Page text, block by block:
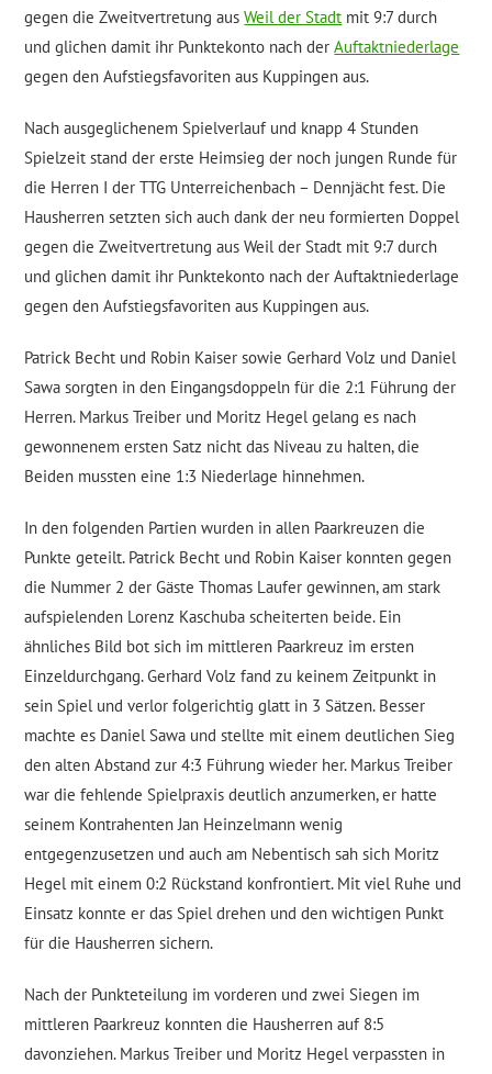
gegen die Zweitvertretung ausWeil der Stadt mit 9:7 durch
und glichen damit ihr Punktekonto nach derAuftaktniederlage
gegen den Aufstiegsfavoriten aus Kuppingen aus.
Nach ausgeglichenem Spielverlauf und knapp 4 Stunden
Spielzeit stand der erste Heimsieg der noch jungen Runde für
die Herren I der TTG Unterreichenbach – Dennjächt fest. Die
Hausherren setzten sich auch dank der neu formierten Doppel
gegen die Zweitvertretung aus Weil der Stadt mit 9:7 durch
und glichen damit ihr Punktekonto nach der Auftaktniederlage
gegen den Aufstiegsfavoriten aus Kuppingen aus.
Patrick Becht und Robin Kaiser sowie Gerhard Volz und Daniel
Sawa sorgten in den Eingangsdoppeln für die 2:1 Führung der
Herren. Markus Treiber und Moritz Hegel gelang es nach
gewonnenem ersten Satz nicht das Niveau zu halten, die
Beiden mussten eine 1:3 Niederlage hinnehmen.
In den folgenden Partien wurden in allen Paarkreuzen die
Punkte geteilt. Patrick Becht und Robin Kaiser konnten gegen
die Nummer 2 der Gäste Thomas Laufer gewinnen, am stark
aufspielenden Lorenz Kaschuba scheiterten beide. Ein
ähnliches Bild bot sich im mittleren Paarkreuz im ersten
Einzeldurchgang. Gerhard Volz fand zu keinem Zeitpunkt in
sein Spiel und verlor folgerichtig glatt in 3 Sätzen. Besser
machte es Daniel Sawa und stellte mit einem deutlichen Sieg
den alten Abstand zur 4:3 Führung wieder her. Markus Treiber
war die fehlende Spielpraxis deutlich anzumerken, er hatte
seinem Kontrahenten Jan Heinzelmann wenig
entgegenzusetzen und auch am Nebentisch sah sich Moritz
Hegel mit einem 0:2 Rückstand konfrontiert. Mit viel Ruhe und
Einsatz konnte er das Spiel drehen und den wichtigen Punkt
für die Hausherren sichern.
Nach der Punkteteilung im vorderen und zwei Siegen im
mittleren Paarkreuz konnten die Hausherren auf 8:5
davonziehen. Markus Treiber und Moritz Hegel verpassten in